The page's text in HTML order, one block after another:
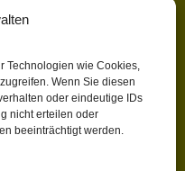
Technologien wie Cookies,
Wenn Sie diesen
oder eindeutige IDs
nicht erteilen oder
beeinträchtigt werden.